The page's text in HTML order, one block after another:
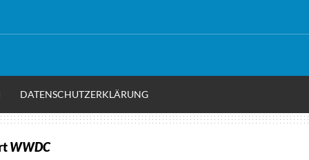
DATENSCHUTZERKLÄRUNG
WWDC